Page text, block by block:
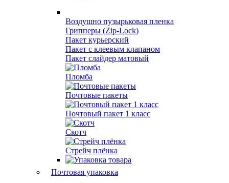
Воздушно пузырьковая пленка
Грипперы (Zip-Lock)
Пакет курьерский
Пакет с клеевым клапаном
Пакет слайдер матовый
Пломба
Почтовые пакеты
Почтовый пакет 1 класс
Скотч
Стрейч плёнка
Почтовая упаковка